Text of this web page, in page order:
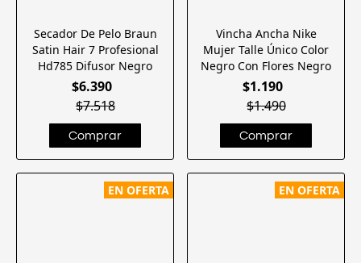
Secador De Pelo Braun
Satin Hair 7 Profesional
Hd785 Difusor Negro
$6.390
$7.518
Vincha Ancha Nike
Mujer Talle Único Color
Negro Con Flores Negro
$1.190
$1.490
EN OFERTA EN OFERTA